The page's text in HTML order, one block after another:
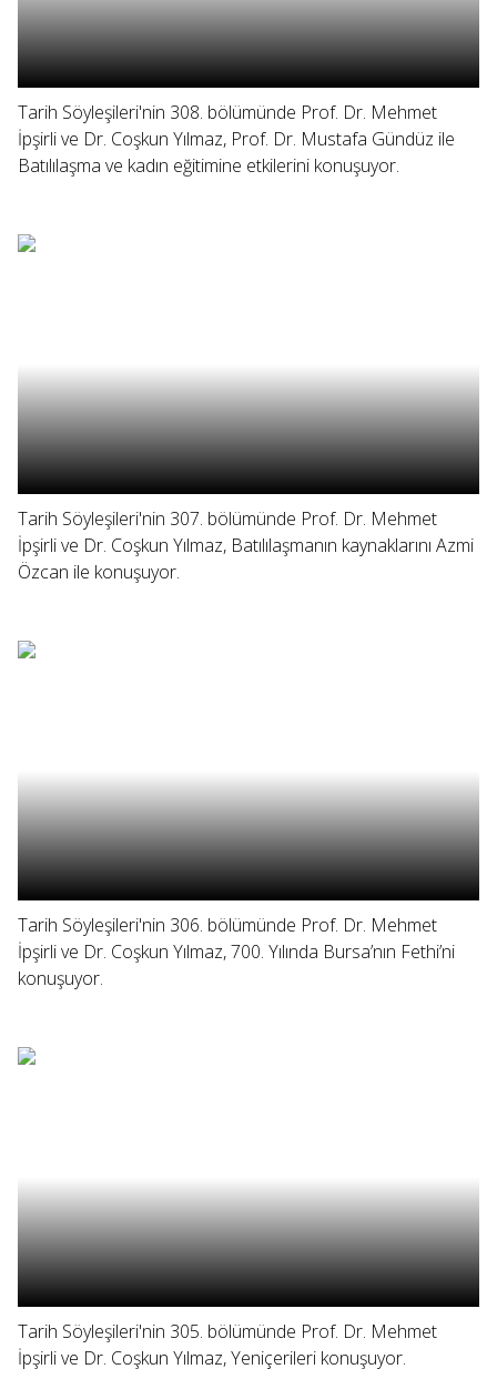
Tarih Söyleşileri'nin 308. bölümünde Prof. Dr. Mehmet
İpşirli ve Dr. Coşkun Yılmaz, Prof. Dr. Mustafa Gündüz ile
Batılılaşma ve kadın eğitimine etkilerini konuşuyor.
Tarih Söyleşileri'nin 307. bölümünde Prof. Dr. Mehmet
İpşirli ve Dr. Coşkun Yılmaz, Batılılaşmanın kaynaklarını Azmi
Özcan ile konuşuyor.
Tarih Söyleşileri'nin 306. bölümünde Prof. Dr. Mehmet
İpşirli ve Dr. Coşkun Yılmaz, 700. Yılında Bursa’nın Fethi’ni
konuşuyor.
Tarih Söyleşileri'nin 305. bölümünde Prof. Dr. Mehmet
İpşirli ve Dr. Coşkun Yılmaz, Yeniçerileri konuşuyor.